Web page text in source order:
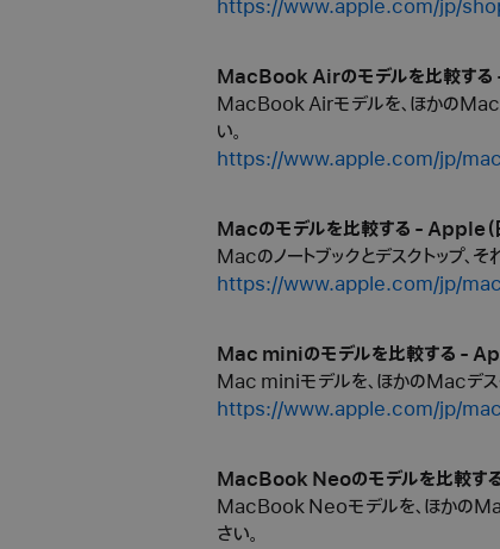
https://www.apple.com/jp/
MacBook Airのモデルを比較する
MacBook Airモデルを、ほかのMacノ
い。
https://www.apple.com/jp/
Macのモデルを比較する - Apple（
Macのノートブックとデスクトップ、
https://www.apple.com/jp/
Mac miniのモデルを比較する -
Mac miniモデルを、ほかのMacデスク
https://www.apple.com/jp/
MacBook Neoのモデルを比較す
MacBook Neoモデルを、ほかのMac
さい。